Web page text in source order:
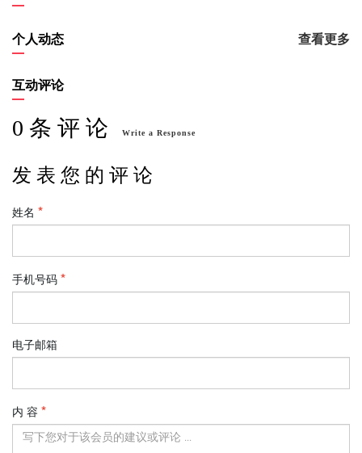
个人动态 查看更多
互动评论
0 条 评 论 Write a Response
发 表 您 的 评 论
姓名
手机号码
电子邮箱
内 容